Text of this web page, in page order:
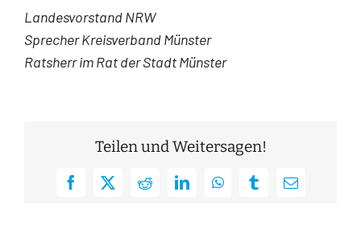
Landesvorstand NRW
Sprecher Kreisverband Münster
Ratsherr im Rat der Stadt Münster
Teilen und Weitersagen!
Facebook
X RedditLinkedInWhatsAppTumblrE-